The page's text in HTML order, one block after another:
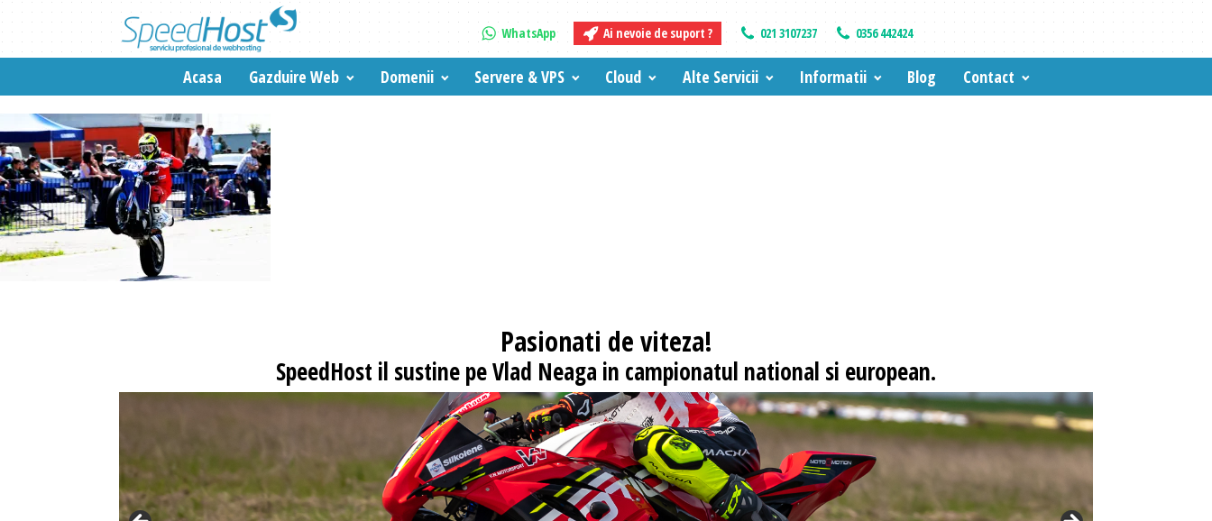
WhatsApp Ai nevoie de suport ? 021 3107237 0356 442424
Acasa Gazduire Web Domenii Servere & VPS Cloud Alte Servicii Informatii Blog Contact
Pasionati de viteza!
SpeedHost il sustine pe Vlad Neaga in campionatul national si european.